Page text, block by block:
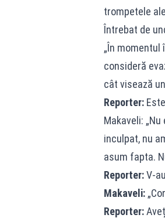
trompetele
Întrebat de
„În
consideră
cât visează
Reporter:
Makaveli:
inculpat, nu
asum fapta.
Reporter:V-
Makaveli:
Reporter: